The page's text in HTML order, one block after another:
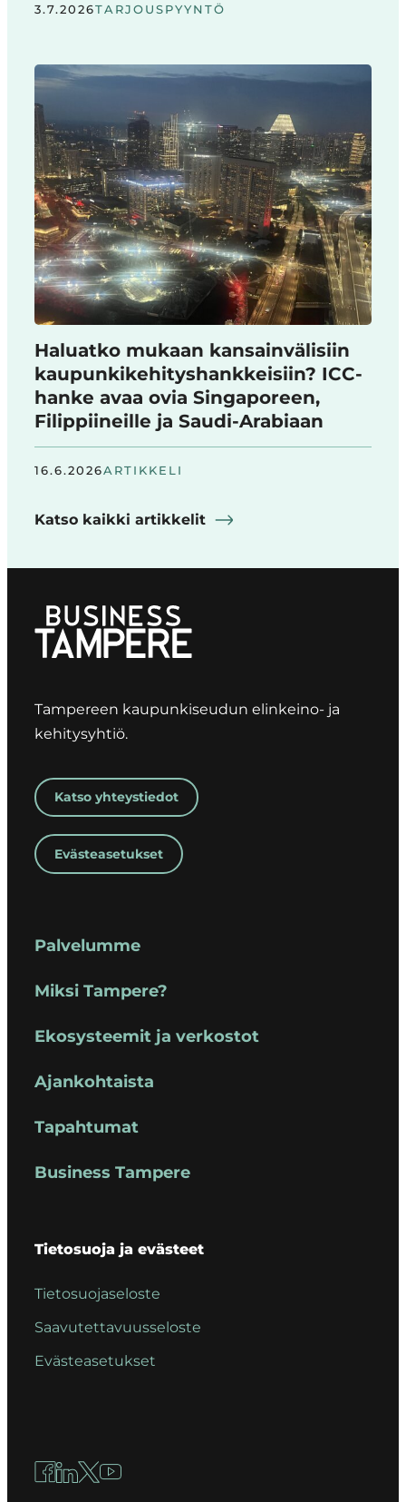
3.7.2026TARJOUSPYYNTÖ
Haluatko mukaan kansainvälisiin
kaupunkikehityshankkeisiin? ICC-
hanke avaa ovia Singaporeen,
Filippiineille ja Saudi-Arabiaan
16.6.2026ARTIKKELI
Katso kaikki artikkelit
Tampereen kaupunkiseudun elinkeino- ja
kehitysyhtiö.
Katso yhteystiedot
Evästeasetukset
Palvelumme
Miksi Tampere?
Ekosysteemit ja verkostot
Ajankohtaista
Tapahtumat
Business Tampere
Tietosuoja ja evästeet
Tietosuojaseloste
Saavutettavuusseloste
Evästeasetukset
Facebook
LinkedIn
X YouTube